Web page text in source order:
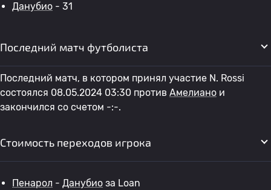
Данубио - 31
Последний матч футболиста
Последний матч, в котором принял участие N. Rossi
состоялся 08.05.2024 03:30 против Амелиано и
закончился со счетом -:-.
Стоимость переходов игрока
Пенарол - Данубио за Loan